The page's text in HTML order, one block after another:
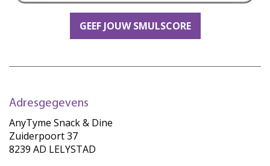
GEEF JOUW SMULSCORE
Adresgegevens
AnyTyme Snack & Dine
Zuiderpoort 37
8239 AD LELYSTAD